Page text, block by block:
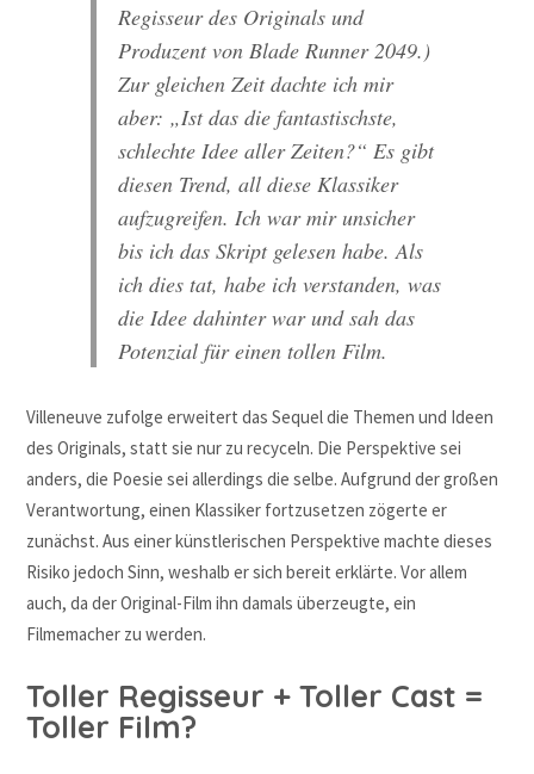
Regisseur des Originals und
Produzent von Blade Runner 2049.)
Zur gleichen Zeit dachte ich mir
aber: „Ist das die fantastischste,
schlechte Idee aller Zeiten?“ Es gibt
diesen Trend, all diese Klassiker
aufzugreifen. Ich war mir unsicher
bis ich das Skript gelesen habe. Als
ich dies tat, habe ich verstanden, was
die Idee dahinter war und sah das
Potenzial für einen tollen Film.
Villeneuve zufolge erweitert das Sequel die Themen und Ideen
des Originals, statt sie nur zu recyceln. Die Perspektive sei
anders, die Poesie sei allerdings die selbe. Aufgrund der großen
Verantwortung, einen Klassiker fortzusetzen zögerte er
zunächst. Aus einer künstlerischen Perspektive machte dieses
Risiko jedoch Sinn, weshalb er sich bereit erklärte. Vor allem
auch, da der Original-Film ihn damals überzeugte, ein
Filmemacher zu werden.
Toller Regisseur + Toller Cast =
Toller Film?